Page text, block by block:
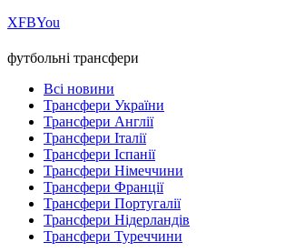
ХFBYou
футбольні трансфери
Всі новини
Трансфери України
Трансфери Англії
Трансфери Італії
Трансфери Іспанії
Трансфери Німеччини
Трансфери Франції
Трансфери Португалії
Трансфери Нідерландів
Трансфери Туреччини